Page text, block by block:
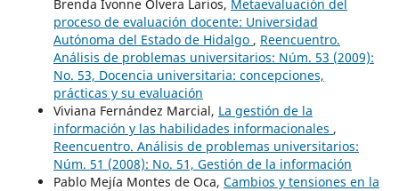
Brenda Ivonne Olvera Larios, Metaevaluación del
proceso de evaluación docente: Universidad
Autónoma del Estado de Hidalgo , Reencuentro.
Análisis de problemas universitarios: Núm. 53 (2009):
No. 53, Docencia universitaria: concepciones,
prácticas y su evaluación
Viviana Fernández Marcial, La gestión de la
información y las habilidades informacionales ,
Reencuentro. Análisis de problemas universitarios:
Núm. 51 (2008): No. 51, Gestión de la información
Pablo Mejía Montes de Oca, Cambios y tensiones en la